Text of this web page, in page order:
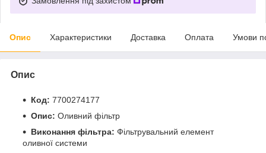
Опис Характеристики Доставка Оплата Умови
Опис
Код: 7700274177
Опис: Оливний фільтр
Виконання фільтра: Фільтрувальний елемент
оливної системи